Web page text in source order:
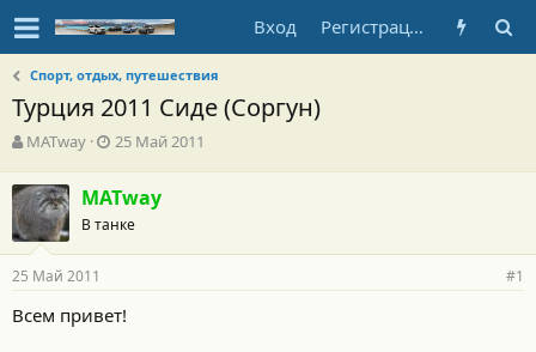
Вход Регистрация
Спорт, отдых, путешествия
Турция 2011 Сиде (Соргун)
А
т
о
р
т
е
м
ы
MATway
Д
а
н
а
л
25 Май 2011
MATway
В танке
25 Май 2011 #1
Всем привет!